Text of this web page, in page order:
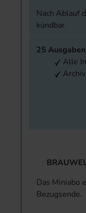
Nach Ablauf
kündbar.
25
Alle
Das Miniabo
Bezugsende.